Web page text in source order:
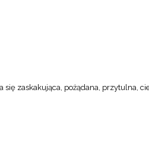
zaskakująca, pożądana, przytulna,